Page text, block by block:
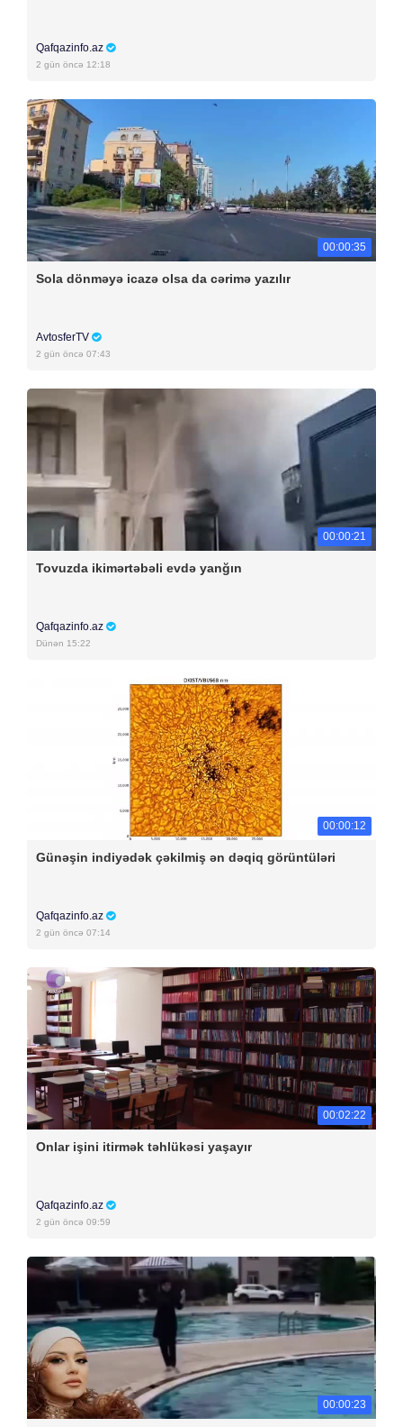
Qafqazinfo.az
2 gün öncə 12:18
00:00:35
Sola dönməyə icazə olsa da cərimə yazılır
AvtosferTV
2 gün öncə 07:43
00:00:21
Tovuzda ikimərtəbəli evdə yanğın
Qafqazinfo.az
Dünən 15:22
00:00:12
Günəşin indiyədək çəkilmiş ən dəqiq görüntüləri
Qafqazinfo.az
2 gün öncə 07:14
00:02:22
Onlar işini itirmək təhlükəsi yaşayır
Qafqazinfo.az
2 gün öncə 09:59
00:00:23